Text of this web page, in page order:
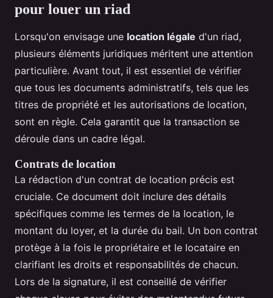
pour louer un riad
Lorsqu'on envisage une location légale d'un riad,
plusieurs éléments juridiques méritent une attention
particulière. Avant tout, il est essentiel de vérifier
que tous les documents administratifs, tels que les
titres de propriété et les autorisations de location,
sont en règle. Cela garantit que la transaction se
déroule dans un cadre légal.
Contrats de location
La rédaction d'un contrat de location précis est
cruciale. Ce document doit inclure des détails
spécifiques comme les termes de la location, le
montant du loyer, et la durée du bail. Un bon contrat
protège à la fois le propriétaire et le locataire en
clarifiant les droits et responsabilités de chacun.
Lors de la signature, il est conseillé de vérifier